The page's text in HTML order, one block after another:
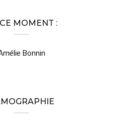
MOMENT :
Bonnin